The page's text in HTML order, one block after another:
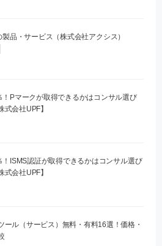
製品・サービス（株式会社アクシス）
！Pマークが取得できるかはコンサル選び
式会社UPF】
！ISMS認証が取得できるかはコンサル選び
式会社UPF】
ール（サービス）無料・有料16選！価格・